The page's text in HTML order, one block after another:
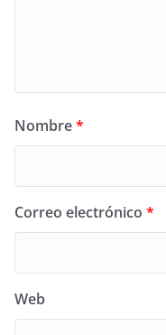
Nombre*
Correo electrónico *
Web